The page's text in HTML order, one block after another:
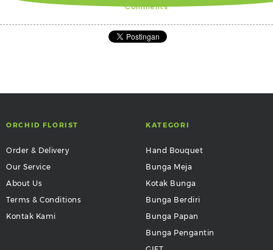
Comments
ORCHID FLORIST
Order & Delivery
Our Service
About Us
Terms & Conditions
Kontak Kami
KATEGORI
Hand Bouquet
Bunga Meja
Kotak Bunga
Bunga Berdiri
Bunga Papan
Bunga Pengantin